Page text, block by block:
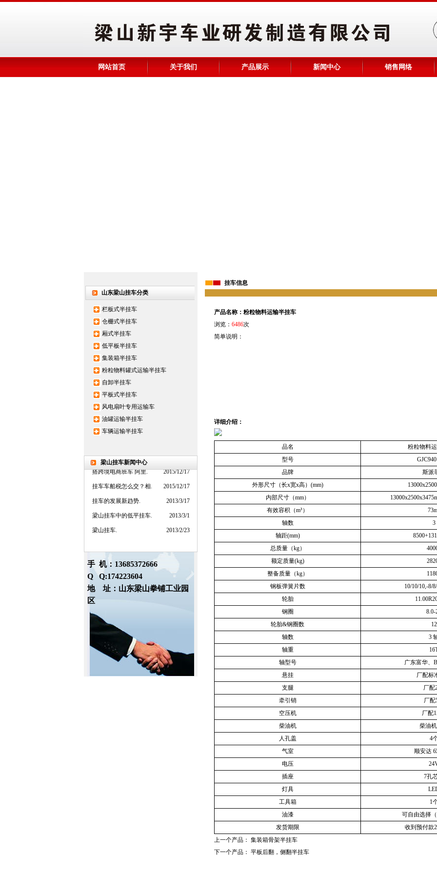
网站首页 关于我们 产品展示 新闻中心 销售网络
山东梁山挂车分类
栏板式半挂车
仓栅式半挂车
厢式半挂车
低平板半挂车
集装箱半挂车
粉粒物料罐式运输半挂车
自卸半挂车
平板式半挂车
风电扇叶专用运输车
油罐运输半挂车
车辆运输半挂车
梁山挂车新闻中心
梁山轻体水泥运输半挂.
半挂车吃胎9大原因分.
大量出售16米低平板.
搭跨境电商班车 阿里.
手 机：13685372666
Q Q:174223604
地 址：山东梁山拳铺工业园
区
挂车信息
产品名称：粉粒物料运输半挂车
浏览： 6486次
简单说明：
详细介绍：
品名
粉粒物料
型号
品牌
斯派
外形尺寸（长x宽x高）(mm)
内部尺寸（mm）
有效容积（m³）
轴数
3
轴距(mm)
总质量（kg）
额定质量(kg)
整备质量（kg）
钢板弹簧片数
10/10/10,-8/
轮胎
钢圈
8.0-
轮胎&钢圈数
12
轴数
3
轴重
轴型号
广东富华、
悬挂
厂配标
支腿
厂配
牵引销
厂配
空压机
厂配
柴油机
柴油
人孔盖
4
气室
顺安达
电压
插座
7孔
灯具
工具箱
1
油漆
可自由选择
发货期限
收到预付款
上一个产品： 集装箱骨架半挂车
下一个产品： 平板后翻，侧翻半挂车